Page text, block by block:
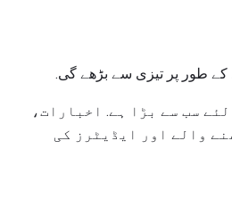
سب سے بڑا ہے. اخبارات،
والے اور ایڈیٹرز کی